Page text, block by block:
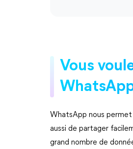
Vous
WhatsApp nous
aussi de partager
grand nombre de